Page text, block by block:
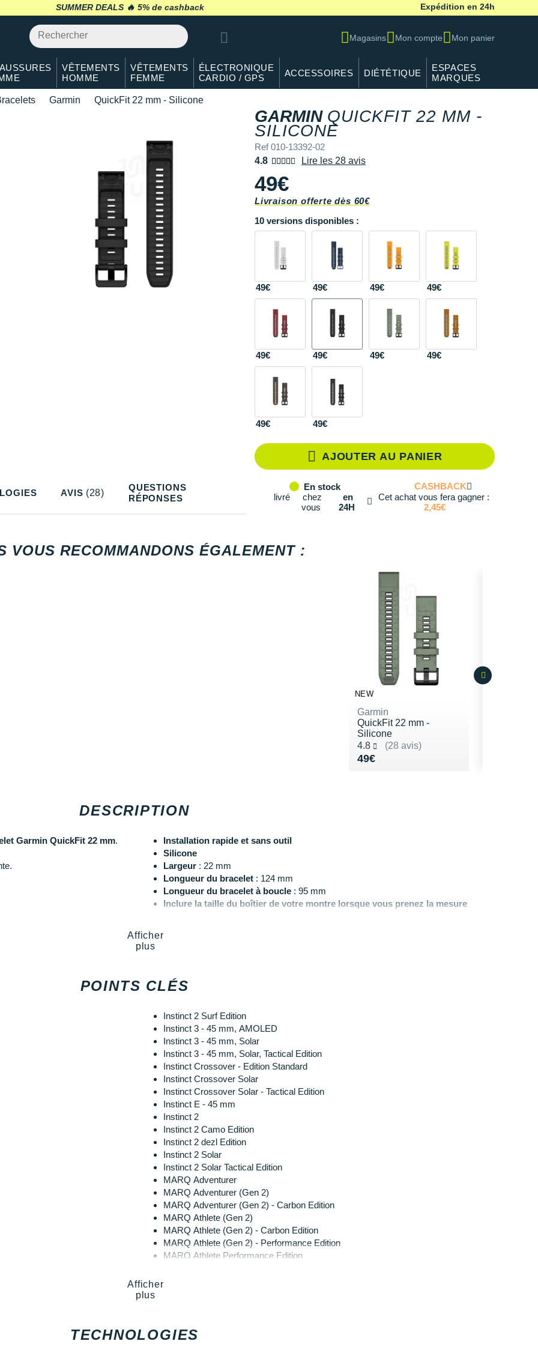
SUMMER DEALS 🔥 retour 30 jours* Expédition en 24h
Magasins Mon compte Mon panier
VÊTEMENTS
HOMME
VÊTEMENTS
FEMME
ÉLECTRONIQUE
CARDIO / GPS
ACCESSOIRES DIÉTÉTIQUE
ESPACES
MARQUES
Garmin QuickFit 22 mm - Silicone
GARMIN QUICKFIT 22 MM -
SILICONE
Ref 010-13392-02
4.8
Lire les 28 avis
49€
Livraison offerte dès 60€
10 versions disponibles :
49€ 49€ 49€ 49€
49€ 49€ 49€ 49€
49€ 49€
AJOUTER AU PANIER
En stock
livré
chez
vous
en
24H
CASHBACK
Cet achat vous fera gagner :
2,45€
AVIS (28)
QUESTIONS
RÉPONSES
DESCRIPTION
Garmin QuickFit 22 mm.
Installation rapide et sans outil
Silicone
Largeur : 22 mm
Longueur du bracelet : 124 mm
Longueur du bracelet à boucle: 95 mm
Inclure la taille du boîtier de votre montre lorsque vous prenez la mesure
Les autres produits
Afficher
plus
POINTS CLÉS
Instinct 2 Surf Edition
Instinct 3 - 45 mm, AMOLED
Instinct 3 - 45 mm, Solar
Instinct 3 - 45 mm, Solar, Tactical Edition
Instinct Crossover - Edition Standard
Instinct Crossover Solar
Instinct Crossover Solar - Tactical Edition
Instinct E - 45 mm
Instinct 2
Instinct 2 Camo Edition
Instinct 2 dezl Edition
Instinct 2 Solar
Instinct 2 Solar Tactical Edition
MARQ Adventurer
MARQ Adventurer (Gen 2)
MARQ Adventurer (Gen 2) - Carbon Edition
MARQ Athlete (Gen 2)
MARQ Athlete (Gen 2) - Carbon Edition
MARQ Athlete (Gen 2) - Performance Edition
MARQ Athlete Performance Edition
MARQ Aviator (Gen 2)
MARQ Captain (Gen 2)
Afficher
plus
TECHNOLOGIES
VOUS RECOMMANDONS ÉGALEMENT :
NEW
Garmin
QuickFit 22 mm -
Silicone
4.8
(28 avis)
Noté 4.8 sur 5
49€
Vendu 49€